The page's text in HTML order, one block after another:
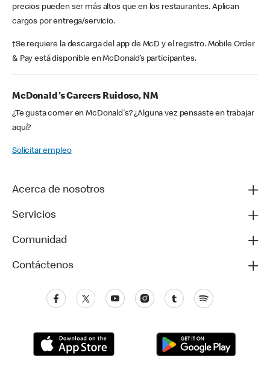
precios pueden ser más altos que en los restaurantes. Aplican
cargos por entrega/servicio.
†Se requiere la descarga del app de McD y el registro. Mobile Order
& Pay está disponible en McDonald’s participantes.
McDonald's Careers Ruidoso, NM
¿Te gusta comer en McDonald's? ¿Alguna vez pensaste en trabajar
aquí?
Solicitar empleo
Acerca de nosotros
Servicios
Comunidad
Contáctenos